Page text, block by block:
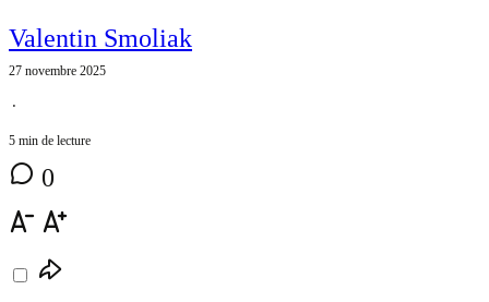
Valentin Smoliak
27 novembre 2025
⋅
5 min de lecture
0